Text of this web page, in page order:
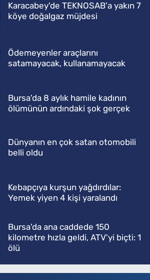
Karacabey'de TEKNOSAB'a yakın 7
köye doğalgaz müjdesi
Ödemeyenler araçlarını
satamayacak, kullanamayacak
Bursa'da 8 aylık hamile kadının
ölümünün ardındaki şok gerçek
Dünyanın en çok satan otomobili
belli oldu
Kebapçıya kurşun yağdırdılar:
Yemek yiyen 4 kişi yaralandı
Bursa'da ana caddede 150
kilometre hızla geldi, ATV'yi biçti: 1
ölü